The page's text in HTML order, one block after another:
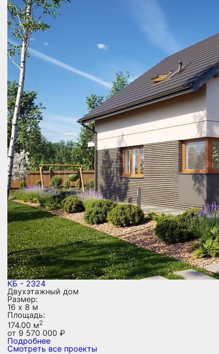
КБ - 2324
Двухэтажный дом
Размер:
16 х 8 м
Площадь:
174.00 м2
от 9 570 000 ₽
Подробнее
Смотреть все проекты